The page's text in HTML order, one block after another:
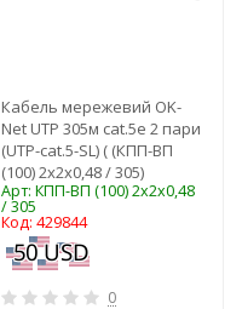
Кабель мережевий OK-
Net UTP 305м cat.5e 2 пари
(UTP-cat.5-SL) ( (КПП-ВП
(100) 2х2х0,48 / 305)
Арт: КПП-ВП (100) 2х2х0,48
/ 305
Код: 429844
0